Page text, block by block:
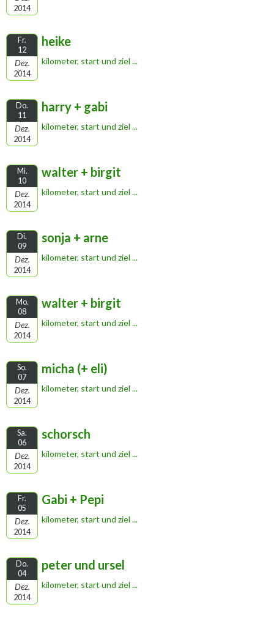
2014
Fr.
12
Dez.
2014
heike
kilometer, start und ziel ...
Do.
11
Dez.
2014
harry + gabi
kilometer, start und ziel ...
Mi.
10
Dez.
2014
walter + birgit
kilometer, start und ziel ...
Di.
09
Dez.
2014
sonja + arne
kilometer, start und ziel ...
Mo.
08
Dez.
2014
walter + birgit
kilometer, start und ziel ...
So.
07
Dez.
2014
micha (+ eli)
kilometer, start und ziel ...
Sa.
06
Dez.
2014
schorsch
kilometer, start und ziel ...
Fr.
05
Dez.
2014
Gabi + Pepi
kilometer, start und ziel ...
Do.
04
Dez.
2014
peter und ursel
kilometer, start und ziel ...